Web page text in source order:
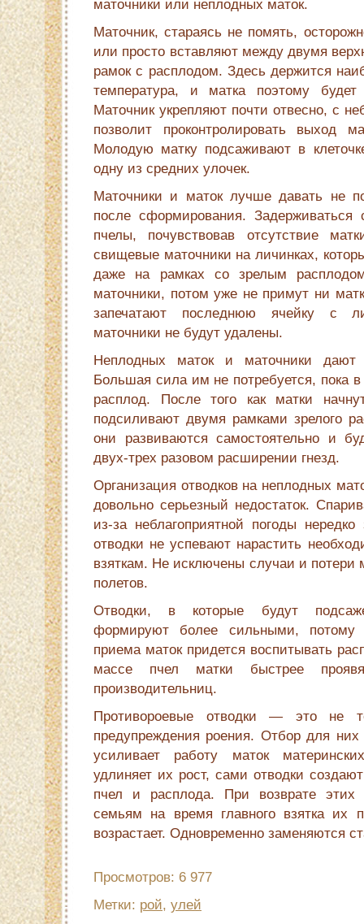
маточники или неплодных маток.
Маточник, стараясь не помять,
или просто вставляют между двумя
рамок с расплодом. Здесь держится
температура, и матка поэтому будет
Маточник укрепляют почти отвесно, с
позволит проконтролировать выход
Молодую матку подсаживают в
одну из средних улочек.
Маточники и маток лучше давать не
после сформирования. Задерживаться
пчелы, почувствовав отсутствие
свищевые маточники на личинках,
даже на рамках со зрелым
маточники, потом уже не примут ни
запечатают последнюю ячейку с
маточники не будут удалены.
Неплодных маток и маточники дают
Большая сила им не потребуется, пока в
расплод. После того как матки
подсиливают двумя рамками зрелого
они развиваются самостоятельно и
двух-трех разовом расширении гнезд.
Организация отводков на неплодных
довольно серьезный недостаток.
из-за неблагоприятной погоды
отводки не успевают нарастить
взяткам. Не исключены случаи и потери
полетов.
Отводки, в которые будут
формируют более сильными,
приема маток придется воспитывать
массе пчел матки быстрее
производительниц.
Противороевые отводки — это не
предупреждения роения. Отбор для
усиливает работу маток
удлиняет их рост, сами отводки
пчел и расплода. При возврате этих
семьям на время главного взятка их
возрастает. Одновременно заменяются
Просмотров: 6 977
Метки: рой, улей